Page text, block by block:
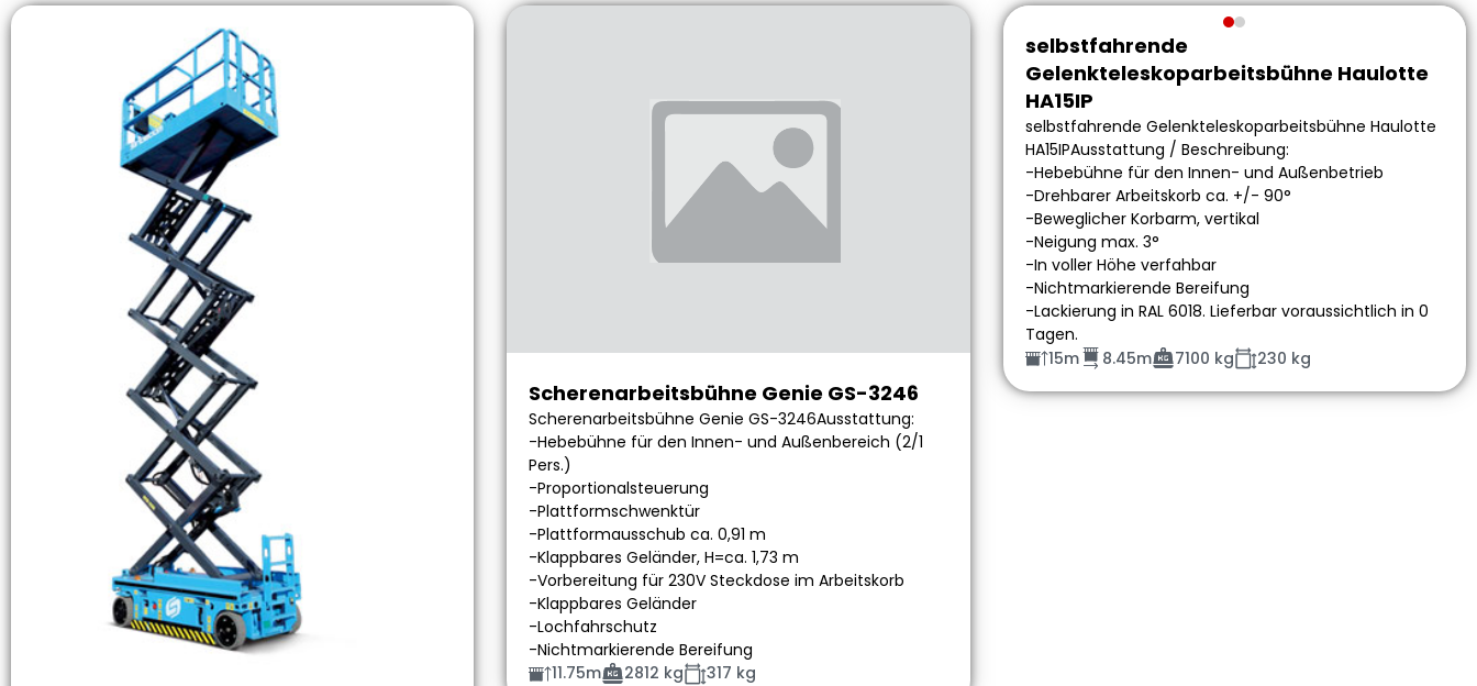
Scherenarbeitsbühne Genie GS-3246
Scherenarbeitsbühne Genie GS-3246Ausstattung:
-Hebebühne für den Innen- und Außenbereich (2/1
Pers.)
-Proportionalsteuerung
-Plattformschwenktür
-Plattformausschub ca. 0,91 m
-Klappbares Geländer, H=ca. 1,73 m
-Vorbereitung für 230V Steckdose im Arbeitskorb
-Klappbares Geländer
-Lochfahrschutz
-Nichtmarkierende Bereifung
11.75m
2812 kg 317 kg
selbstfahrende
Gelenkteleskoparbeitsbühne Haulotte
HA15IP
selbstfahrende Gelenkteleskoparbeitsbühne Haulotte
HA15IPAusstattung / Beschreibung:
-Hebebühne für den Innen- und Außenbetrieb
-Drehbarer Arbeitskorb ca. +/- 90°
-Beweglicher Korbarm, vertikal
-Neigung max. 3°
-In voller Höhe verfahbar
-Nichtmarkierende Bereifung
-Lackierung in RAL 6018. Lieferbar voraussichtlich in 0
Tagen.
15m
8.45m 7100 kg 230 kg